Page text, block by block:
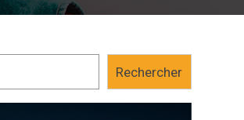
Rechercher